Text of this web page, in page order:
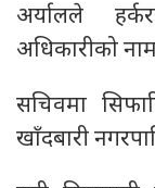
अर्यालले
अधिकारीको
सचिवमा
खाँदबारी